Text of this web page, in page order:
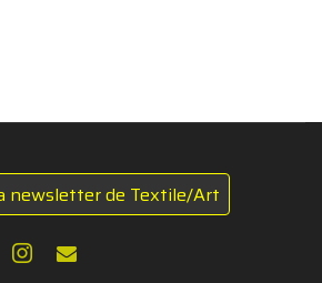
newsletter de Textile/Art